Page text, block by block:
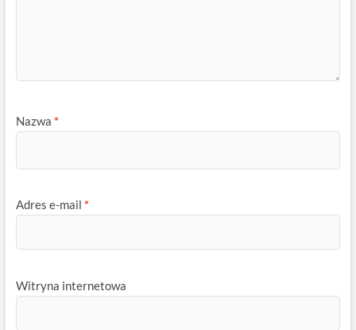
Nazwa *
Adres e-mail *
Witryna internetowa